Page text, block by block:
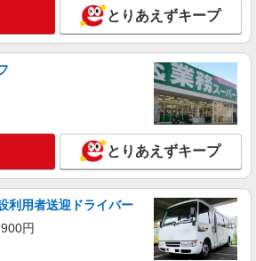
) ★月2回払い・週払い可能（規程
゜・。○。・゜+゜・。○。・゜+゜
詳細を見る
販売スタッフ【softbank】
時給1400円〜1700円（経験・能力による） ※
代支給 ★交通費別途支給（規定あり） ゜
。○。・゜+゜・。○。・゜+゜ 入社祝い金10
) お友達を紹介頂くと, インセンテ
有) ★月2回払い・週払い可能（規程
゜・。○。・゜+゜・。○。・゜+゜
野県松本市の家電量販店
詳細を見る
とりあえずキープ
とりあえずキープ
利用者送迎ドライバー
円